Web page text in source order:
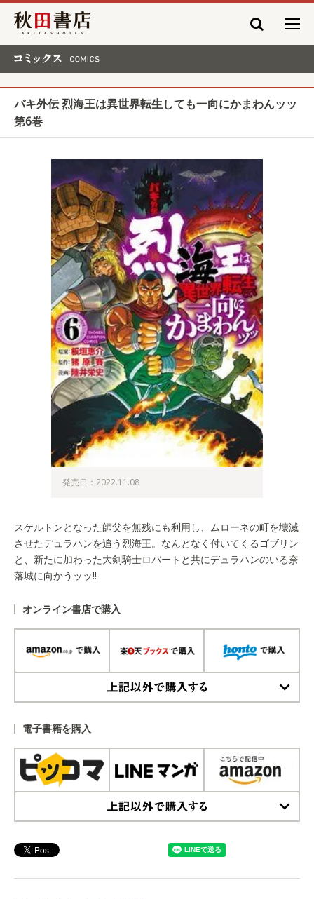
秋田書店
バキ外伝 烈海王は異世界転生しても一向にかまわんッッ
第6巻
発売日：2022.11.08
スケルトンとなった師父を無残にも利用し、ムローネの町を壊滅
させたデュラハンを追う烈海王。なんとなく付いてくるゴブリン
と、新たに加わった大剣騎士ロバートと共にデュラハンのいる奈
落城に向かうッッ!!
オンライン書店で購入
電子書籍を購入